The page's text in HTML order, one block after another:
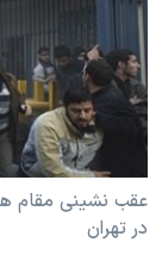
حقوق شهروندی
اقتصادی
علم و فناوری
اسرائیل در جنگ
گالری عکس
انتخابات ریاست
حمله جمهوری
رمز مهسا
ورزش زنان در
اعتراضات زن،
زبانهای
عقب نشینی مقام
در تهران